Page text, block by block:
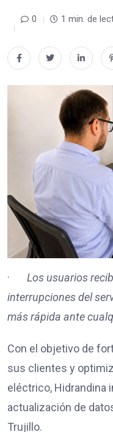
0 1 min. de
· Los usuarios
interrupciones del
más rápida ante
Con el objetivo de
sus clientes y
eléctrico, Hidrandina
actualización de
Trujillo.